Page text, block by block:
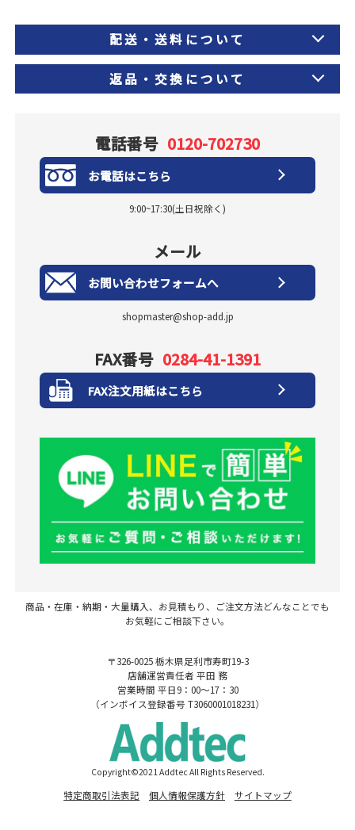
配送・送料について
返品・交換について
電話番号 0120-702730
お電話はこちら
9:00~17:30(土日祝除く)
メール
お問い合わせフォームへ
shopmaster@shop-add.jp
FAX番号 0284-41-1391
FAX注文用紙はこちら
商品・在庫・納期・大量購入、お見積もり、ご注文方法どんなことでも
お気軽にご相談下さい。
〒326-0025 栃木県足利市寿町19-3
店舗運営責任者 平田 務
営業時間 平日9：00～17：30
（インボイス登録番号 T3060001018231）
Copyright©2021 Addtec All Rights Reserved.
特定商取引法表記 個人情報保護方針 サイトマップ